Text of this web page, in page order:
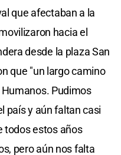
que afectaban a la
hacia el
desde la plaza San
que "un largo camino
Pudimos
país y aún faltan casi
todos estos años
pero aún nos falta